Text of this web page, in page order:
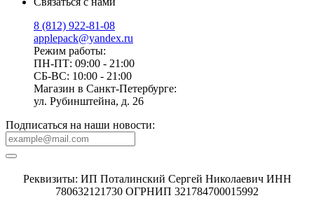
8 (812) 922-81-08
applepack@yandex.ru
Режим работы:
ПН-ПТ: 09:00 - 21:00
СБ-ВС: 10:00 - 21:00
Магазин в Санкт-Петербурге:
ул. Рубинштейна, д. 26
Подписаться на наши новости:
Реквизиты: ИП Поталинский Сергей Николаевич ИНН
780632121730 ОГРНИП 321784700015992